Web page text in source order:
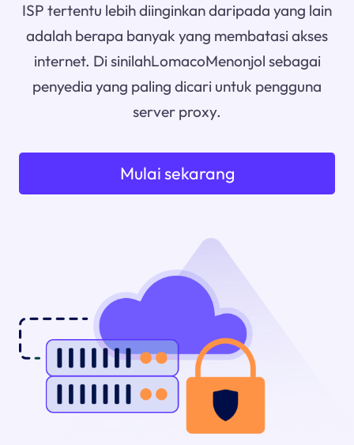
ISP tertentu lebih diinginkan daripada yang lain
adalah berapa banyak yang membatasi akses
internet. Di sinilahLomacoMenonjol sebagai
penyedia yang paling dicari untuk pengguna
server proxy.
Mulai sekarang